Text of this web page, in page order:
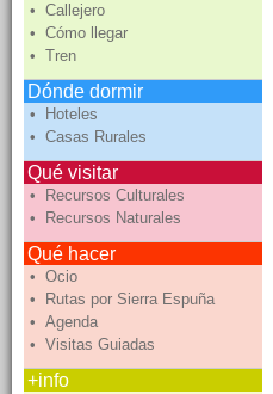
• Callejero
• Cómo llegar
• Tren
Dónde dormir
• Hoteles
• Casas Rurales
Qué visitar
• Recursos Culturales
• Recursos Naturales
Qué hacer
• Ocio
• Rutas por Sierra Espuña
• Agenda
• Visitas Guiadas
+info